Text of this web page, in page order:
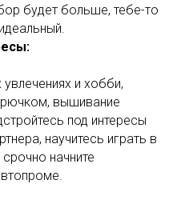
будет больше, тебе-то
и хобби,
вышивание
под интересы
научитесь играть в
начните